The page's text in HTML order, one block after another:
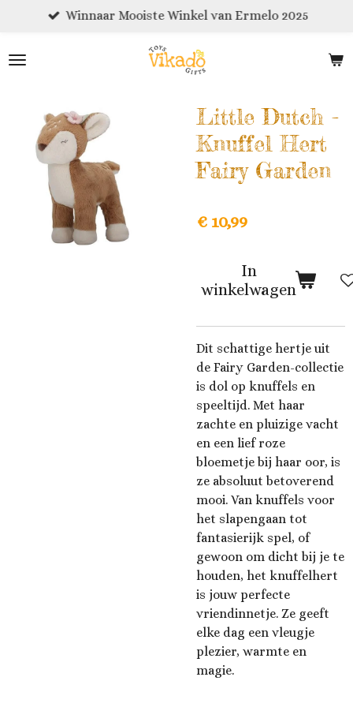
naar
Winnaar Mooiste Winkel van Ermelo 2025
Little Dutch -
Knuffel Hert
Fairy Garden
€ 10,99
In
winkelwagen
Dit schattige hertje uit
de Fairy Garden-collectie
is dol op knuffels en
speeltijd. Met haar
zachte en pluizige vacht
en een lief roze
bloemetje bij haar oor, is
ze absoluut betoverend
mooi. Van knuffels voor
het slapengaan tot
fantasierijk spel, of
gewoon om dicht bij je te
houden, het knuffelhert
is jouw perfecte
vriendinnetje. Ze geeft
elke dag een vleugje
plezier, warmte en
magie.